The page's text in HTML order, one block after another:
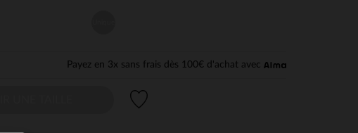
Payez en 3x sans frais dès 100€ d'achat avec